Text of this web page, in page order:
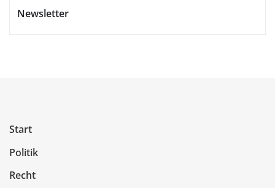
Newsletter
Start
Politik
Recht